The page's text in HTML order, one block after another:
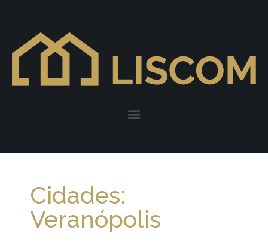
Cidades:
Veranópolis